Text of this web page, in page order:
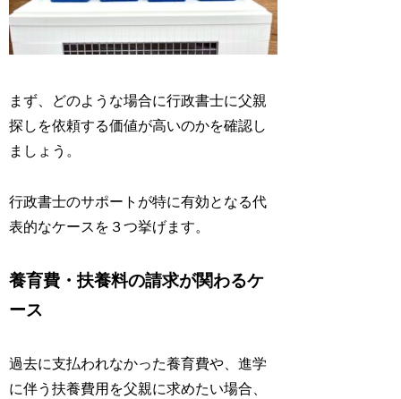
まず、どのような場合に行政書士に父親
探しを依頼する価値が高いのかを確認し
ましょう。
行政書士のサポートが特に有効となる代
表的なケースを３つ挙げます。
養育費・扶養料の請求が関わるケ
ース
過去に支払われなかった養育費や、進学
に伴う扶養費用を父親に求めたい場合、